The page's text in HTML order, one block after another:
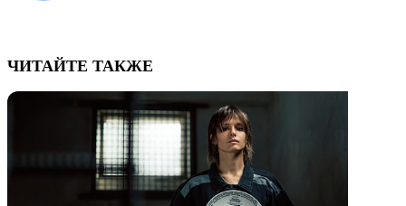
ЧИТАЙТЕ ТАКЖЕ